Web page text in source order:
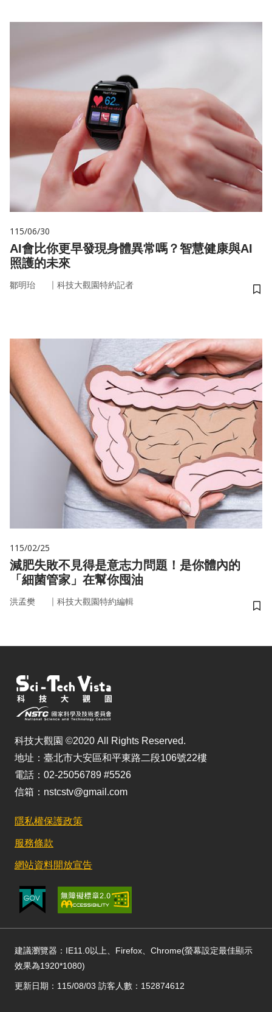
115/06/30
AI會比你更早發現身體異常嗎？智慧健康與AI
照護的未來
鄒明珆 ｜ 科技大觀園特約記者
儲
115/02/25
減肥失敗不見得是意志力問題！是你體內的
「細菌管家」在幫你囤油
洪孟樊 ｜ 科技大觀園特約編輯
儲
科技大觀園 ©2020 All Rights Reserved.
地址：臺北市大安區和平東路二段106號22樓
電話：02-25056789 #5526
信箱：nstcstv@gmail.com
隱私權保護政策
服務條款
網站資料開放宣告
建議瀏覽器：IE11.0以上、Firefox、Chrome(螢幕設定最佳顯示
效果為1920*1080)
更新日期：115/08/03 訪客人數：152874612